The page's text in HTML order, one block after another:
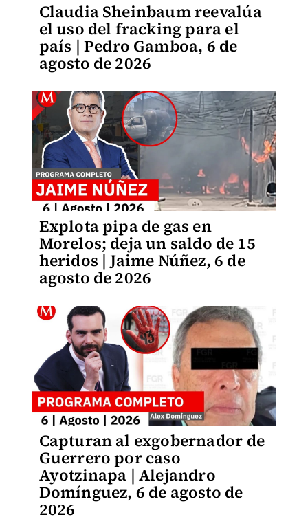
Claudia Sheinbaum reevalúa
el uso del fracking para el
país | Pedro Gamboa, 6 de
agosto de 2026
Explota pipa de gas en
Morelos; deja un saldo de 15
heridos | Jaime Núñez, 6 de
agosto de 2026
Capturan al exgobernador de
Guerrero por caso
Ayotzinapa | Alejandro
Domínguez, 6 de agosto de
2026